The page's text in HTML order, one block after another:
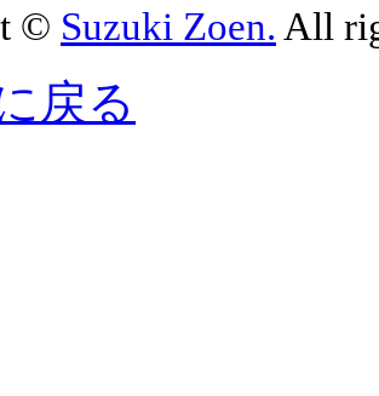
© Suzuki Zoen. All
戻る